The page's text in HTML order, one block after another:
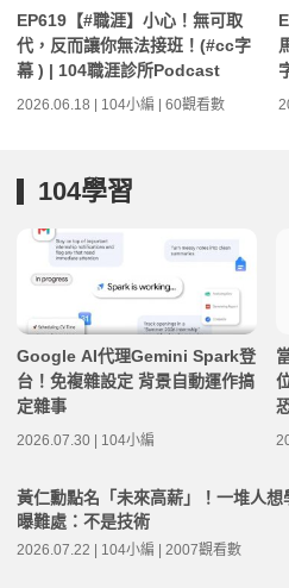
EP619【#職涯】小心！無可取
代，反而讓你無法接班！(#cc字
幕 ) | 104職涯診所Podcast
2026.06.18 | 104小編 | 60觀看數
104學習
Google AI代理Gemini Spark登
台！免複雜設定 背景自動運作搞
定雜事
2026.07.30 | 104小編
黃仁勳點名「未來高薪」！一堆人想
曝難處：不是技術
2026.07.22 | 104小編 | 2007觀看數